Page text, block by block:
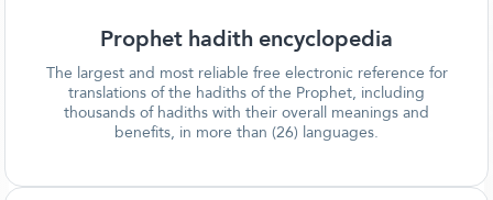
Prophet hadith encyclopedia
The largest and most reliable free electronic reference for
translations of the hadiths of the Prophet, including
thousands of hadiths with their overall meanings and
benefits, in more than (26) languages.